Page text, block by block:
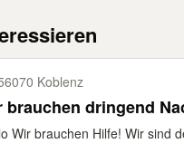
Koblenz
brauchen dringend
Wir brauchen Hilfe! Wir sind